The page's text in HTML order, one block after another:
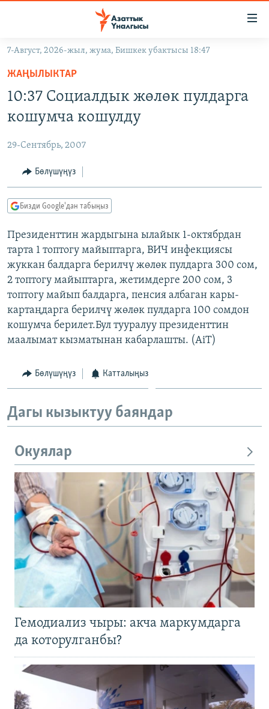
Навигацияга
өтүңүз
салыңыз
ЭКОНОМИКА
МАДАНИЯТ
БОРБОР АЗИЯ
УКРАИНА
АТАЙЫН ИЛИКТӨӨ
ТВ ПРОГРАММАЛАР
ЭКСПЕРТТЕР ТАЛДАЙТ
БИЗ ЖАНА ДҮЙНӨ
ДАНИСТЕ
ЭЖЕ-СИҢДИЛЕР
АЗАТТЫК+
ЫҢГАЙСЫЗ СУРООЛОР
ӨЗГӨЧӨ ПИКИР
Русский
ОНЛАЙН ШЕРИНЕ
7-Август, 2026-жыл, жума, Бишкек убактысы 18:47
ЖАҢЫЛЫКТАР
10:37 Социалдык жөлөк пулдарга
кошумча кошулду
29-Сентябрь, 2007
Бөлүшүңүз
Бизди Google'дан табыңыз
Президенттин жардыгына ылайык 1-октябрдан
тарта 1 топтогу майыптарга, ВИЧ инфекциясы
жуккан балдарга берилчү жөлөк пулдарга 300 сом,
2 топтогу майыптарга, жетимдерге 200 сом, 3
топтогу майып балдарга, пенсия албаган кары-
картаңдарга берилчү жөлөк пулдарга 100 сомдон
кошумча берилет.Бул тууралуу президенттин
маалымат кызматынан кабарлашты. (AiT)
Бөлүшүңүз Катталыңыз
Дагы кызыктуу баяндар
Окуялар
Гемодиализ чыры: акча маркумдарга
да которулганбы?